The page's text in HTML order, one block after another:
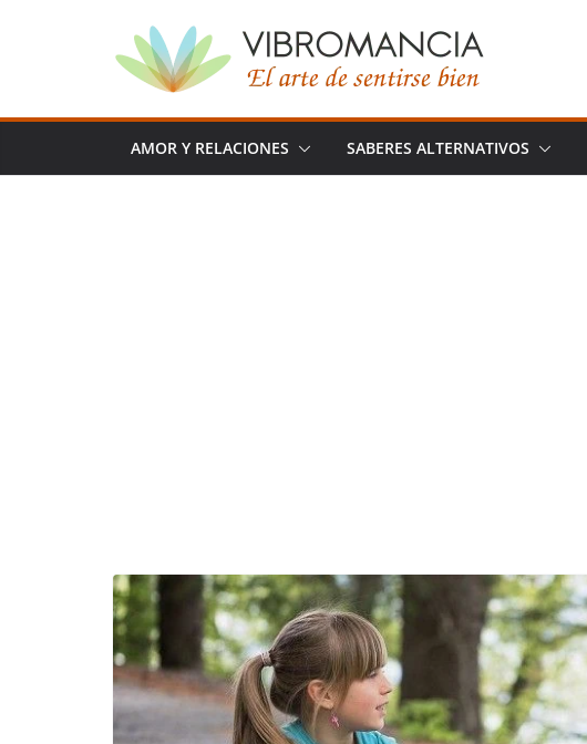
AMOR Y RELACIONES SABERES ALTERNATIVOS